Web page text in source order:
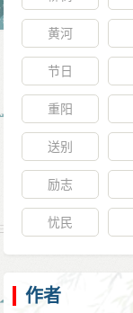
黄河
节日
重阳
送别
励志
忧民
作者